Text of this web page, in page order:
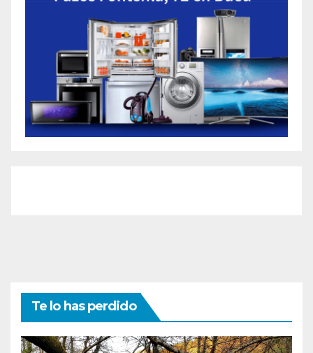
Te lo has perdido